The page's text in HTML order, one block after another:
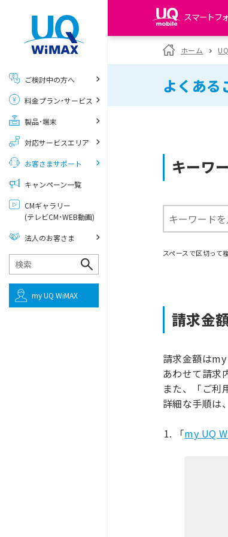
スマートフ
my UQ WiMAX
UQ WiMAX ご契約の
My UQ mobile
ホーム
よくある
キーワ
スペースで区切って
請求金
請求金額はmy
あわせて請求
また、「ご利
詳細な手順は
「my UQ
ご検討中の方へ
料金プラン･サービス
製品･端末
対応サービスエリア
お客さまサポート
キャンペーン一覧
CMギャラリー
(テレビCM･WEB動画)
法人のお客さま
my UQ WiMAX